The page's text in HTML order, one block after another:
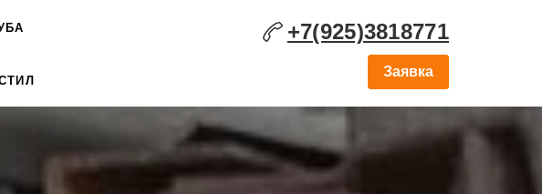
+7(925)3818771
Заявка